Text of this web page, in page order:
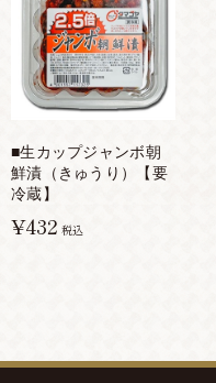
■生カップジャンボ朝
鮮漬（きゅうり）【要
冷蔵】
¥432 税込